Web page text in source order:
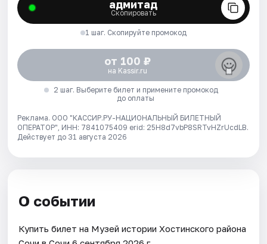
адмитад
Скопировать
1 шаг. Скопируйте промокод
от 100 ₽
на Kassir.ru
2 шаг. Выберите билет и примените промокод
до оплаты
Реклама. ООО "КАССИР.РУ-НАЦИОНАЛЬНЫЙ БИЛЕТНЫЙ
ОПЕРАТОР", ИНН: 7841075409 erid: 25H8d7vbP8SRTvHZrUcdLB.
Действует до 31 августа 2026
О событии
Купить билет на Музей истории Хостинского района